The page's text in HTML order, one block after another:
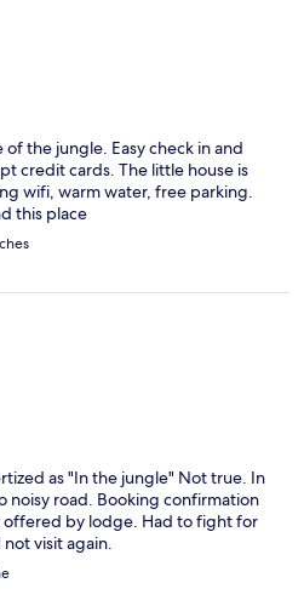
the jungle. Easy check in and
credit cards. The little house is
wifi, warm water, free parking.
this place
as "In the jungle" Not true. In
noisy road. Booking confirmation
offered by lodge. Had to fight for
visit again.